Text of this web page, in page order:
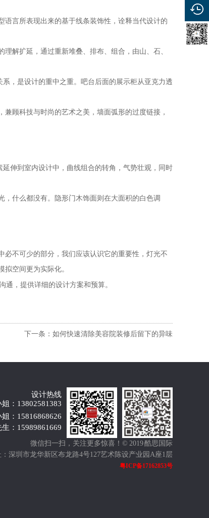
言所表现出来的基于线条装饰性，诠释当代设计的
解扩延，通过重新堆叠、排布、组合，由山、石、
，是设计的重中之重。吧台后面的展示柜从亚克力透
顾科技与时尚的艺术之美，墙面弧形的过度链接，
延伸到室内设计中，曲线组合的转角，气势壮观，同时
什么都没有。隐形门木饰面则在大面积的白色调
不可少的部分，我们应该认识它的重要性，灯光不
空间更为实际化。
通，提供详细的设计方案和预算。
下一条：如何快速清除美容院装修后留下的异味
设计热线
姐：13802581383
姐：15816868626
生：15989861669
微信扫一扫，关注更多惊喜！ © 2019 酷思国际
：深圳市龙华新区布龙路4号127艺术陈设产业园A座1层
粤ICP备17162853号